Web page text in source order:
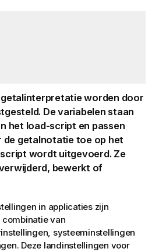
worden door
De variabelen staan
het load-scripten passen
de getalnotatie toe op het
wordt uitgevoerd. Ze
bewerkt of
in applicaties zijn
van
systeeminstellingen
Deze landinstellingen voor